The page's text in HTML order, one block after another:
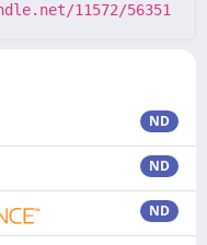
11572/56351
ND
ND
ND